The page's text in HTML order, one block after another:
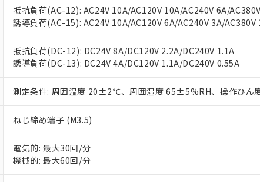
抵抗負荷(AC-12): AC24V 10A/AC120V 10A/AC240V 6A/
誘導負荷(AC-15): AC24V 10A/AC120V 6A/AC240V 3A/AC380V
抵抗負荷(DC-12): DC24V 8A/DC120V 2.2A/DC240V 1.1A
誘導負荷(DC-13): DC24V 4A/DC120V 1.1A/DC240V 0.55A
測定条件: 周囲温度 20±2℃、周囲湿度 65±5%RH、操作ひん
ねじ締め端子 (M3.5)
電気的: 最大30回/分
機械的: 最大60回/分
本サービスは、当社制御機器事業取扱商品の当社在庫
くものです。
当社制御機器事業取扱商品の中には、本サービスの対
のであり、閲覧された時点での実際の在庫および標準
い。
正式な納期状況および標準価格はお客様のお取引先、
当社販売員にご相談ください。
オムロン制御機器販売店や当社販売拠点は「販売ネッ
在庫状況および標準価格結果を当社の事前の承諾なく
マイパーツ機能（部品リスト作成サービス）をご利用
ている必要があります。
お客様が当ウェブサイト上で当社にご登録された部品
*EU RoHS指令（10物質）：
鉛(Pb) 1000ppm以下、 水銀(Hg) 1000ppm以下、 カドミウム(Cd) 100ppm以
六価クロム(Cr(Ⅵ)) 1000ppm以下、ポリ臭化ビフェニル類(PBB) 1000ppm以
但し、RoHS指令で産業用監視および制御機器に対する適用除外項目は除く。
フタル酸エステル類の４物質については閾値を超える意図的な使用がないこと
※2 対応予定月
部品在庫の切り替え状況などにより、予定月が前後すること
※3 非含有証明書ダウンロード
「－」：未確認です。当社販売部門へお問い合わせください
*中国RoHS10物質の基準値 (GB/T26572)：
Pb(鉛) :1000ppm、 Hg(水銀) : 1000ppm、 Cd(カドミウム) : 100ppm、
Cr(Ⅵ)(六価クロム) : 1000ppm、 PBBs(ポリ臭化ビフェニル類) : 1000ppm、
DBP(フタル酸ジブチル) : 1000ppm、 DIBP(フタル酸ジイソブチル) :
DEHP(フタル酸ビス(2-エチルヘキシル)) : 1000ppm
※2 環境保護使用期限
「ｅ」：有害物質（10物質）のすべてが基準値以下である
「10」：通常の使用状況下において有害物質が外部に漏え
味します。
当社は、これら貴社製品のうち、外国為替および外国
う）を輸出または国外への提供する場合は、日本国政
当社は規制貨物を破棄する場合は、完全に破砕するな
ます。
当社は貴社製品を、核兵器、ミサイル、化学兵器、生
当社は、貴社製品を第三者に販売する場合は、上記1
また当社は、販売先および販売に係わる関係者が違法
たしません。
記
号
説明
○ 一定数以上の在庫あり
△ 一定数には満たないが在庫あり
－
在庫なし(最新の在庫状況については、お客様の
機器販売店・当社販売員にご確認ください)
空
白
受注生産機種、また在庫状況の情報を公開していな